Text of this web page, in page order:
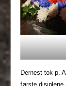
Dernest tok p.
første disiplene